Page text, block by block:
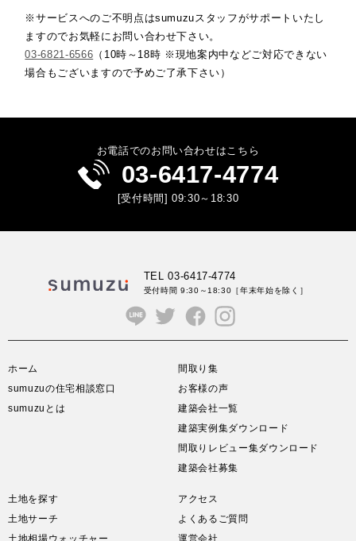
※サービスへのご不明点はsumuzuスタッフがサポートいたし
ますのでお気軽にお問い合わせ下さい。
03-6821-6566 （10時～18時 ※現地案内中などご対応できない
場合もございますので予めご了承下さい）
お電話でのお問い合わせはこちら
03-6417-4774
[受付時間] 09:30～18:30
TEL 03-6417-4774
受付時間 9:30～18:30 ［年末年始を除く］
ホーム
sumuzuの住宅相談窓口
sumuzuとは
間取り集
お客様の声
建築会社一覧
建築実例集ダウンロード
間取りレビュー集ダウンロード
建築会社募集
土地を探す
土地サーチ
土地相場ウォッチャー
アクセス
よくあるご質問
運営会社